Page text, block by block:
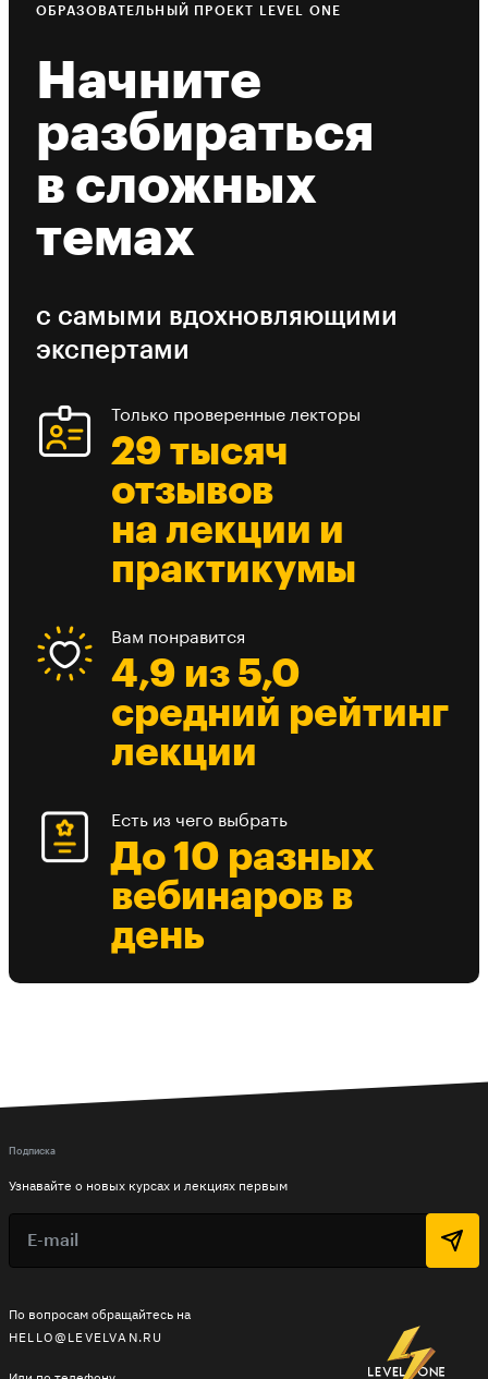
ОБРАЗОВАТЕЛЬНЫЙ ПРОЕКТ LEVEL ONE
Начните
разбираться
в сложных
темах
с самыми вдохновляющими
экспертами
Только проверенные лекторы
29 тысяч
отзывов
на лекции и
практикумы
Вам понравится
4,9 из 5,0
средний рейтинг
лекции
Есть из чего выбрать
До 10 разных
вебинаров в
день
По вопросам обращайтесь на
HELLO@LEVELVAN.RU
Подписка
Узнавайте о новых курсах и лекциях первым